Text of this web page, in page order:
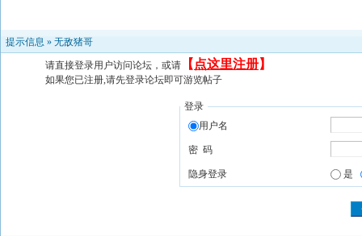
提示信息 » 无敌猪哥
请直接登录用户访问论坛，或请 【 点这里注册】
如果您已注册,请先登录论坛即可游览帖子
登录
用户名
密 码
隐身登录 是